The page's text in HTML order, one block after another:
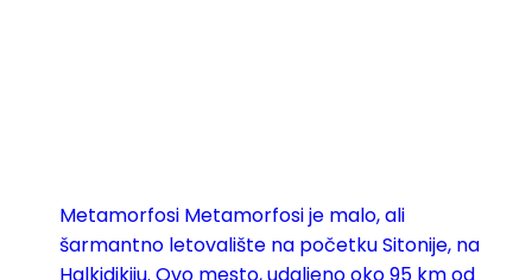
Metamorfosi Metamorfosi je malo, ali
šarmantno letovalište na početku Sitonije, na
Halkidikiju. Ovo mesto, udaljeno oko 95 km od